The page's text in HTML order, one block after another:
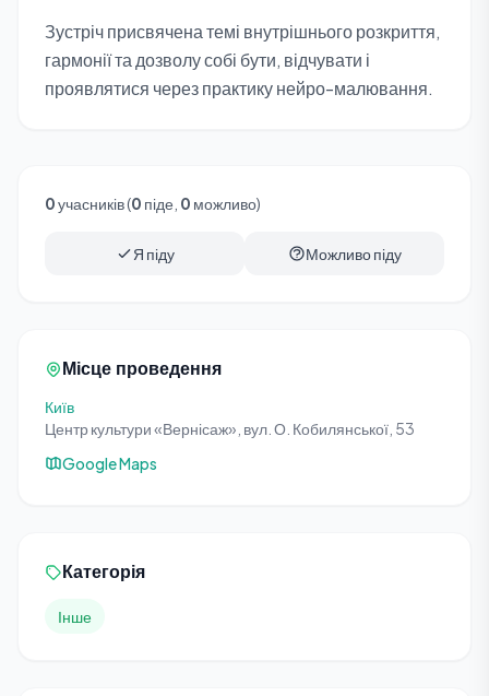
Зустріч присвячена темі внутрішнього розкриття,
гармонії та дозволу собі бути, відчувати і
проявлятися через практику нейро-малювання.
0учасників (0 піде, 0 можливо)
Я піду Можливо піду
Місце проведення
Київ
Центр культури «Вернісаж», вул. О. Кобилянської, 53
Google Maps
Категорія
Інше